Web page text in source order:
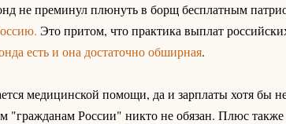
не преминул плюнуть в борщ бесплатным
Это притом, что практика выплат
есть и она достаточно обширная.
медицинской помощи, да и зарплаты хотя бы
России" никто не обязан. Плюс также